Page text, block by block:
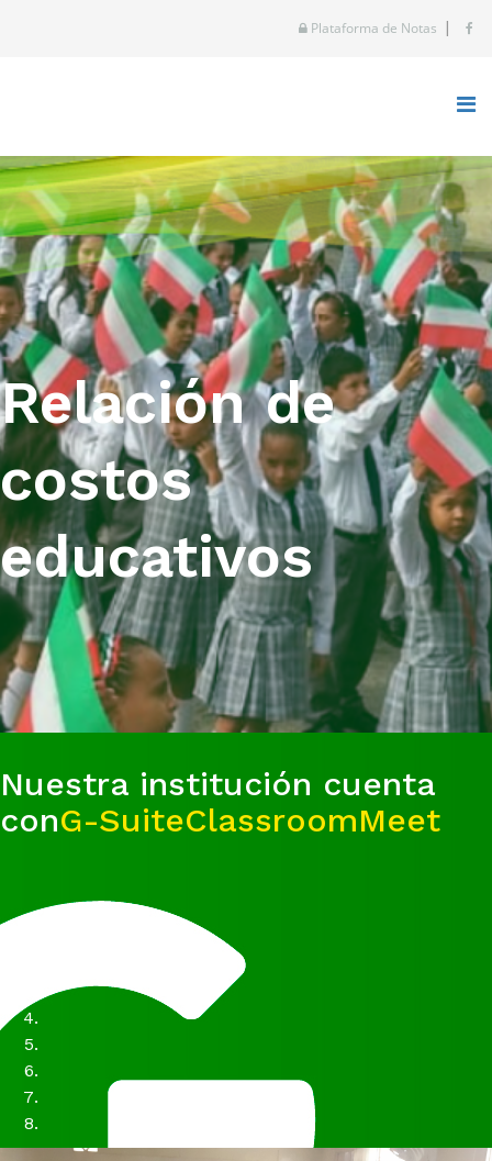
Plataforma de Notas |
Relación de
costos
educativos
Nuestra institución cuenta
conG-SuiteClassroomMeet